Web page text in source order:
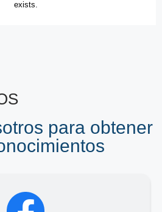
para obtener